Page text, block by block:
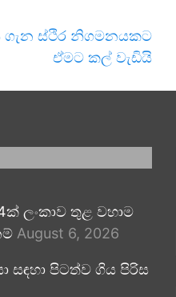
ගැන ස්ථිර නිගමනයකට
ඒමට කල් වැඩියි
ලංකාව තුළ වහාම
August 6, 2026
සඳහා පිටත්ව ගිය පිරිස